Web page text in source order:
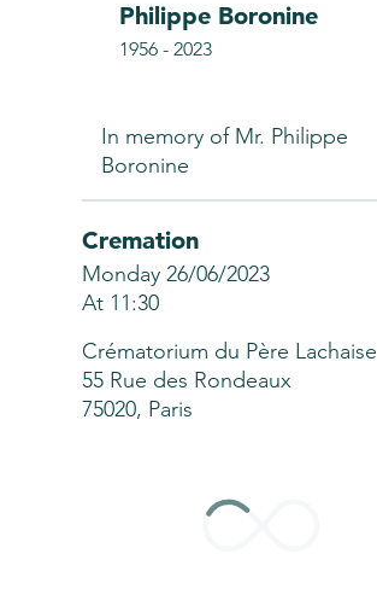
Philippe Boronine
1956 - 2023
In memory of Mr. Philippe
Boronine
Cremation
Monday 26/06/2023
At 11:30
Crématorium du Père Lachaise
55 Rue des Rondeaux
75020, Paris